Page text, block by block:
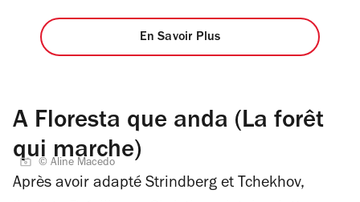
En Savoir Plus
A Floresta que anda (La forêt
qui marche)
© Aline Macedo
Après avoir adapté Strindberg et Tchekhov,